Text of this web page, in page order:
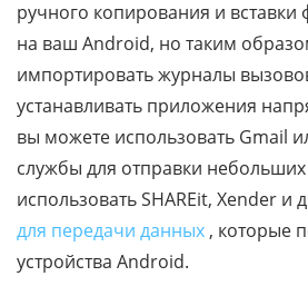
ручного копирования и
на ваш Android, но таким
импортировать журналы
устанавливать приложения
вы можете использовать Gmail
службы для отправки
использовать SHAREit, Xender и
для передачи данных , которые
устройства Android.